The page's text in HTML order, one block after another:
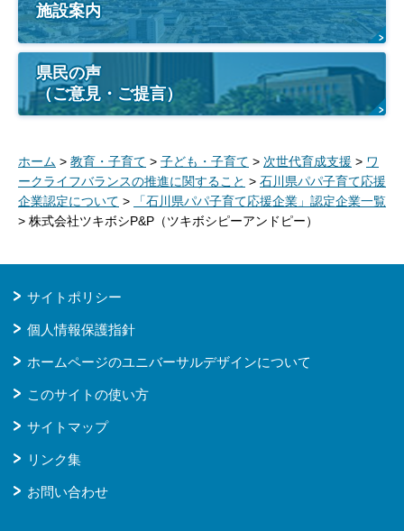
施設案内
県民の声
（ご意見・ご提言）
ホーム > 教育・子育て > 子ども・子育て > 次世代育成支援 > ワ
ークライフバランスの推進に関すること > 石川県パパ子育て応援
企業認定について >
「石川県パパ子育て応援企業」認定企業一覧
> 株式会社ツキボシP&P（ツキボシピーアンドピー）
サイトポリシー
個人情報保護指針
ホームページのユニバーサルデザインについて
このサイトの使い方
サイトマップ
リンク集
お問い合わせ